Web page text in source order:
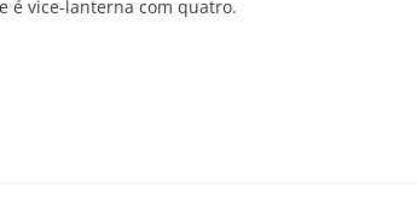
é vice-lanterna com quatro.